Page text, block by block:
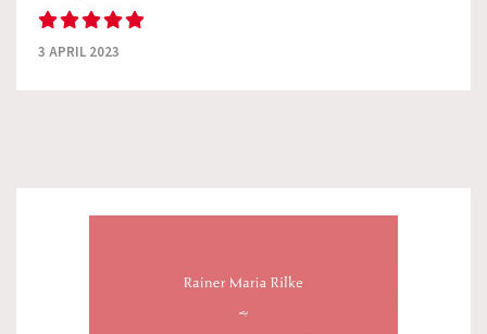
3 APRIL 2023